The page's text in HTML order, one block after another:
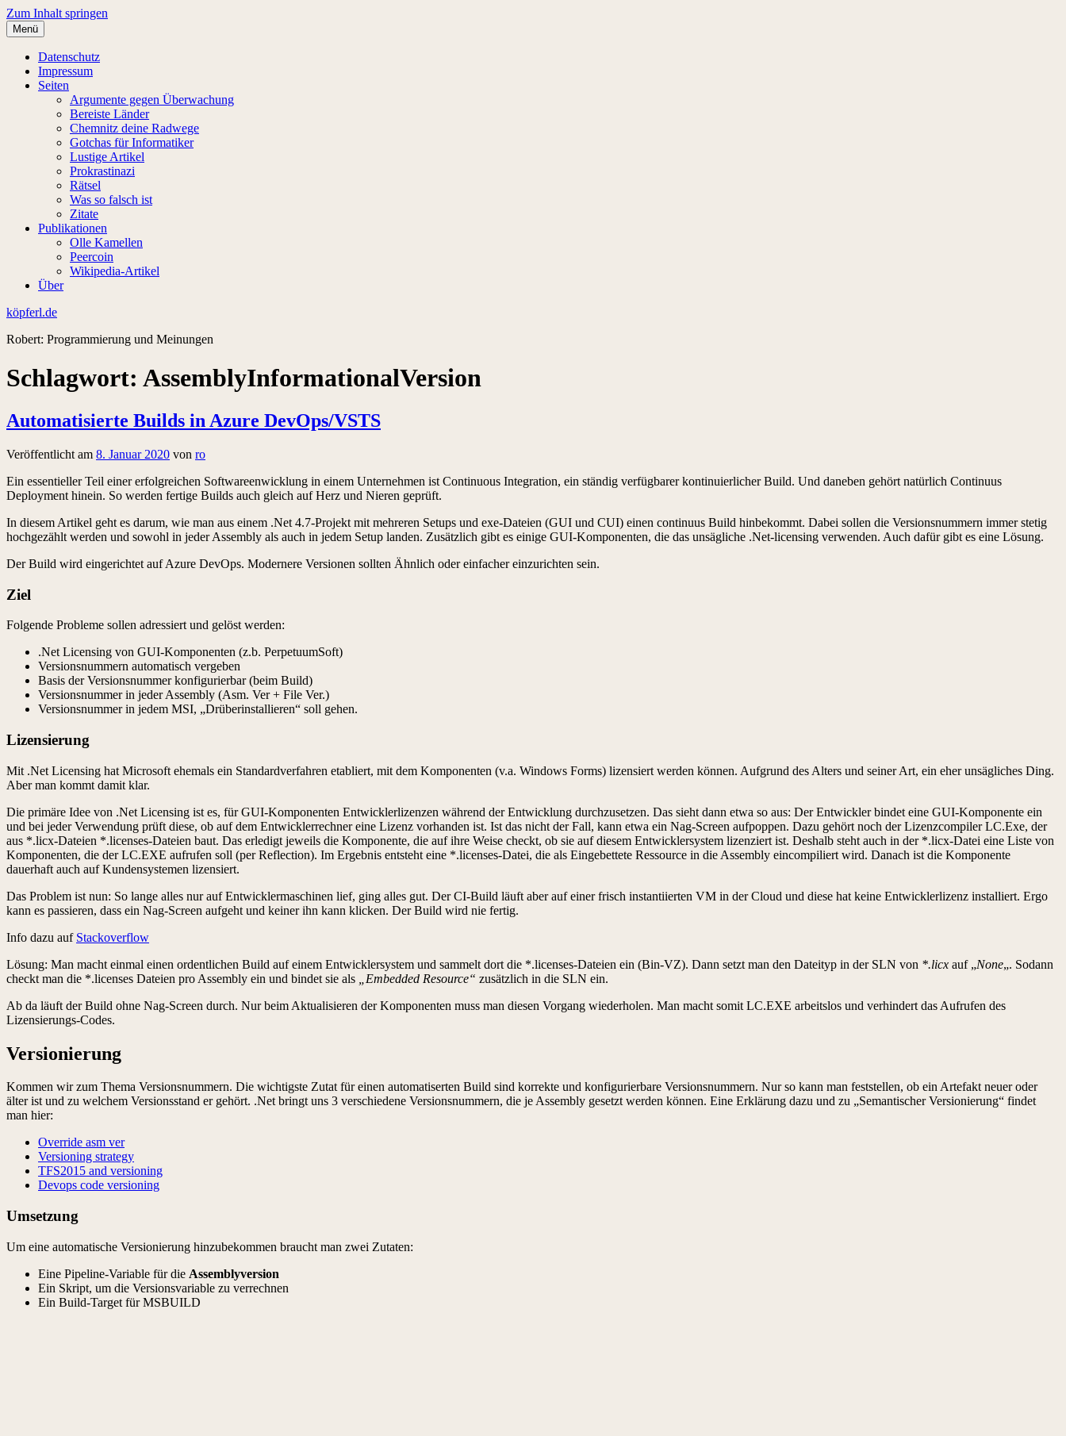
Zum Inhalt springen
Menü
Datenschutz
Impressum
Seiten
Argumente gegen Überwachung
Bereiste Länder
Chemnitz deine Radwege
Gotchas für Informatiker
Lustige Artikel
Prokrastinazi
Rätsel
Was so falsch ist
Zitate
Publikationen
Olle Kamellen
Peercoin
Wikipedia-Artikel
Über
köpferl.de
Robert: Programmierung und Meinungen
Schlagwort: AssemblyInformationalVersion
Automatisierte Builds in Azure DevOps/VSTS
Veröffentlicht am 8. Januar 2020 von ro
Ein essentieller Teil einer erfolgreichen Softwareenwicklung in einem Unternehmen ist Continuous Integration, ein ständig verfügbarer kontinuierlicher Build. Und daneben gehört natürlich Continuus
Deployment hinein. So werden fertige Builds auch gleich auf Herz und Nieren geprüft.
In diesem Artikel geht es darum, wie man aus einem .Net 4.7-Projekt mit mehreren Setups und exe-Dateien (GUI und CUI) einen continuus Build hinbekommt. Dabei sollen die Versionsnummern immer stetig
hochgezählt werden und sowohl in jeder Assembly als auch in jedem Setup landen. Zusätzlich gibt es einige GUI-Komponenten, die das unsägliche .Net-licensing verwenden. Auch dafür gibt es eine Lösung.
Der Build wird eingerichtet auf Azure DevOps. Modernere Versionen sollten Ähnlich oder einfacher einzurichten sein.
Ziel
Folgende Probleme sollen adressiert und gelöst werden:
.Net Licensing von GUI-Komponenten (z.b. PerpetuumSoft)
Versionsnummern automatisch vergeben
Basis der Versionsnummer konfigurierbar (beim Build)
Versionsnummer in jeder Assembly (Asm. Ver + File Ver.)
Versionsnummer in jedem MSI, „Drüberinstallieren“ soll gehen.
Lizensierung
Mit .Net Licensing hat Microsoft ehemals ein Standardverfahren etabliert, mit dem Komponenten (v.a. Windows Forms) lizensiert werden können. Aufgrund des Alters und seiner Art, ein eher unsägliches Ding.
Aber man kommt damit klar.
Die primäre Idee von .Net Licensing ist es, für GUI-Komponenten Entwicklerlizenzen während der Entwicklung durchzusetzen. Das sieht dann etwa so aus: Der Entwickler bindet eine GUI-Komponente ein
und bei jeder Verwendung prüft diese, ob auf dem Entwicklerrechner eine Lizenz vorhanden ist. Ist das nicht der Fall, kann etwa ein Nag-Screen aufpoppen. Dazu gehört noch der Lizenzcompiler LC.Exe, der
aus *.licx-Dateien *.licenses-Dateien baut. Das erledigt jeweils die Komponente, die auf ihre Weise checkt, ob sie auf diesem Entwicklersystem lizenziert ist. Deshalb steht auch in der *.licx-Datei eine Liste von
Komponenten, die der LC.EXE aufrufen soll (per Reflection). Im Ergebnis entsteht eine *.licenses-Datei, die als Eingebettete Ressource in die Assembly eincompiliert wird. Danach ist die Komponente
dauerhaft auch auf Kundensystemen lizensiert.
Das Problem ist nun: So lange alles nur auf Entwicklermaschinen lief, ging alles gut. Der CI-Build läuft aber auf einer frisch instantiierten VM in der Cloud und diese hat keine Entwicklerlizenz installiert. Ergo
kann es passieren, dass ein Nag-Screen aufgeht und keiner ihn kann klicken. Der Build wird nie fertig.
Info dazu auf Stackoverflow
Lösung: Man macht einmal einen ordentlichen Build auf einem Entwicklersystem und sammelt dort die *.licenses-Dateien ein (Bin-VZ). Dann setzt man den Dateityp in der SLN von *.licx auf „None„. Sodann
checkt man die *.licenses Dateien pro Assembly ein und bindet sie als
„Embedded Resource“ zusätzlich in die SLN ein.
Ab da läuft der Build ohne Nag-Screen durch. Nur beim Aktualisieren der Komponenten muss man diesen Vorgang wiederholen. Man macht somit LC.EXE arbeitslos und verhindert das Aufrufen des
Lizensierungs-Codes.
Versionierung
Kommen wir zum Thema Versionsnummern. Die wichtigste Zutat für einen automatiserten Build sind korrekte und konfigurierbare Versionsnummern. Nur so kann man feststellen, ob ein Artefakt neuer oder
älter ist und zu welchem Versionsstand er gehört. .Net bringt uns 3 verschiedene Versionsnummern, die je Assembly gesetzt werden können. Eine Erklärung dazu und zu „Semantischer Versionierung“ findet
man hier:
Override asm ver
Versioning strategy
TFS2015 and versioning
Devops code versioning
Umsetzung
Um eine automatische Versionierung hinzubekommen braucht man zwei Zutaten:
Eine Pipeline-Variable für die Assemblyversion
Ein Skript, um die Versionsvariable zu verrechnen
Ein Build-Target für MSBUILD